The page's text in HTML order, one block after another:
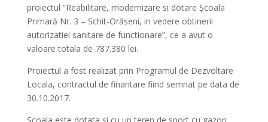
proiectul ”Reabilitare, modernizare si dotare Școala
Primară Nr. 3 – Schit-Orășeni, in vedere obtinerii
autorizatiei sanitare de functionare”, ce a avut o
valoare totala de 787.380 lei.
Proiectul a fost realizat prin Programul de Dezvoltare
Locala, contractul de finantare fiind semnat pe data de
30.10.2017.